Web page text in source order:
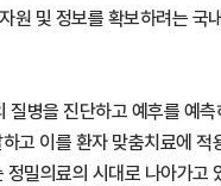
원 및 정보를 확보하려는 국
병을 진단하고 예후를 예
고 이를 환자 맞춤치료에 적
밀의료의 시대로 나아가고